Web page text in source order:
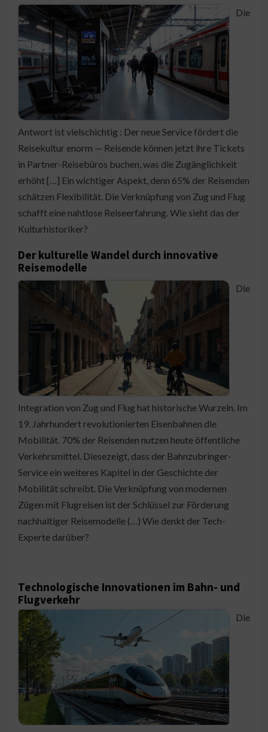
Die
Antwort ist vielschichtig : Der neue Service fördert die
Reisekultur enorm — Reisende können jetzt ihre Tickets
in Partner-Reisebüros buchen, was die Zugänglichkeit
erhöht […] Ein wichtiger Aspekt, denn 65% der Reisenden
schätzen Flexibilität. Die Verknüpfung von Zug und Flug
schafft eine nahtlose Reiseerfahrung. Wie sieht das der
Kulturhistoriker?
Der kulturelle Wandel durch innovative
Reisemodelle
Die
Integration von Zug und Flug hat historische Wurzeln. Im
19. Jahrhundert revolutionierten Eisenbahnen die
Mobilität. 70% der Reisenden nutzen heute öffentliche
Verkehrsmittel. Diesezeigt, dass der Bahnzubringer-
Service ein weiteres Kapitel in der Geschichte der
Mobilität schreibt. Die Verknüpfung von modernen
Zügen mit Flugreisen ist der Schlüssel zur Förderung
nachhaltiger Reisemodelle (…) Wie denkt der Tech-
Experte darüber?
Technologische Innovationen im Bahn- und
Flugverkehr
Die